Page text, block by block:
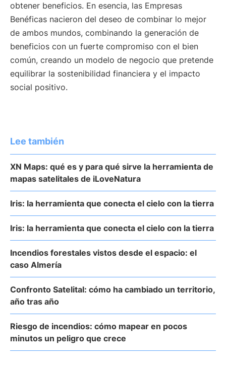
obtener beneficios. En esencia, las Empresas
Benéficas nacieron del deseo de combinar lo mejor
de ambos mundos, combinando la generación de
beneficios con un fuerte compromiso con el bien
común, creando un modelo de negocio que pretende
equilibrar la sostenibilidad financiera y el impacto
social positivo.
Lee también
XN Maps: qué es y para qué sirve la herramienta de
mapas satelitales de iLoveNatura
Iris: la herramienta que conecta el cielo con la tierra
Iris: la herramienta que conecta el cielo con la tierra
Incendios forestales vistos desde el espacio: el
caso Almería
Confronto Satelital: cómo ha cambiado un territorio,
año tras año
Riesgo de incendios: cómo mapear en pocos
minutos un peligro que crece